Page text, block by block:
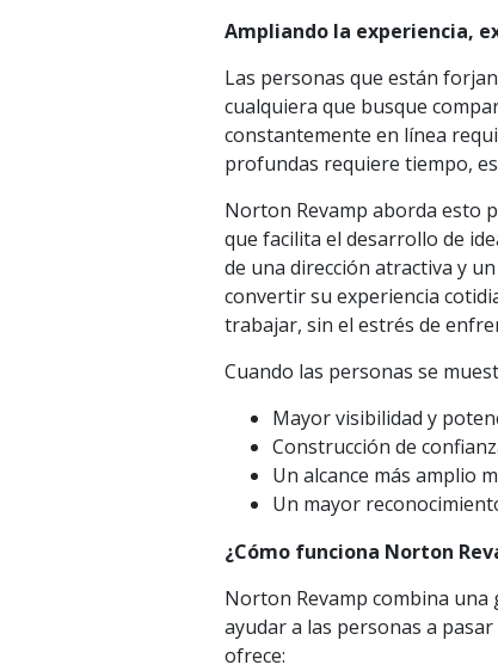
Ampliando la experiencia,
Las personas que están
cualquiera que busque
constantemente en línea
profundas requiere tiempo,
Norton Revamp aborda esto
que facilita el desarrollo de
de una dirección atractiva y
convertir su experiencia
trabajar, sin el estrés de
Cuando las personas se
Mayor visibilidad y
Construcción de
Un alcance más amplio
Un mayor
¿Cómo funciona Norton
Norton Revamp combina
ayudar a las personas a
ofrece: